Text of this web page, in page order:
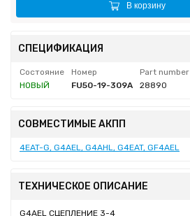
В корзину
СПЕЦИФИКАЦИЯ
Состояние Номер Part number
НОВЫЙ
FU50-19-309A 28890
СОВМЕСТИМЫЕ АКПП
4EAT-G, G4AEL, G4AHL, G4EAT, GF4AEL
ТЕХНИЧЕСКОЕ ОПИСАНИЕ
G4AEL СЦЕПЛЕНИЕ 3-4